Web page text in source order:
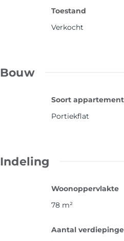
Toestand
Verkocht
Bouw
Soort appartement
Portiekflat
Indeling
Woonoppervlakte
78 m²
Aantal